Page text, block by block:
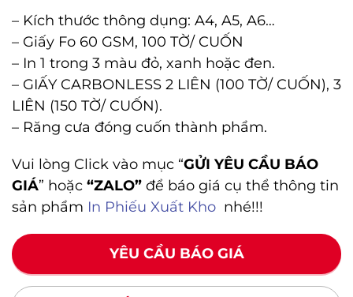
– Kích thước thông dụng: A4, A5, A6…
– Giấy Fo 60 GSM, 100 TỜ/ CUỐN
– In 1 trong 3 màu đỏ, xanh hoặc đen.
– GIẤY CARBONLESS 2 LIÊN (100 TỜ/ CUỐN), 3
LIÊN (150 TỜ/ CUỐN).
– Răng cưa đóng cuốn thành phẩm.
Vui lòng Click vào mục “GỬI YÊU CẦU BÁO
GIÁ” hoặc “ZALO” để báo giá cụ thể thông tin
sản phẩm In Phiếu Xuất Kho nhé!!!
YÊU CẦU BÁO GIÁ